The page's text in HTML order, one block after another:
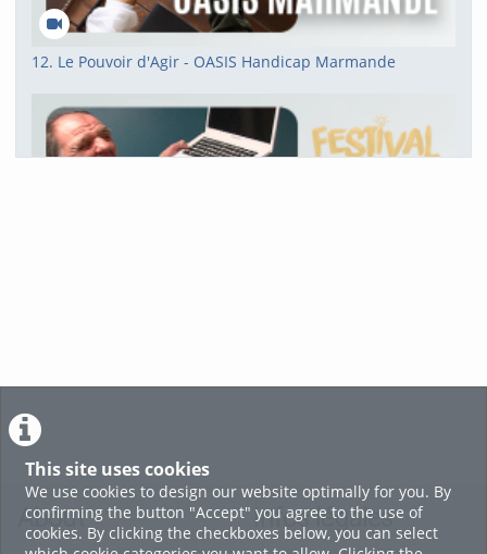
This site uses cookies
We use cookies to design our website optimally for you. By
confirming the button "Accept" you agree to the use of
cookies. By clicking the checkboxes below, you can select
12. Le Pouvoir d'Agir - OASIS Handicap Marmande
voir tout
About Infos légales